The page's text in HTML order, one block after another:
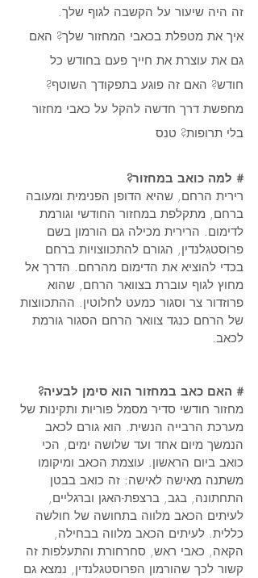
זה היה שיעור על הקשבה לגוף שלך.
איך את מטפלת בכאבי המחזור שלך? האם
גם את עוצרת את חייך פעם בחודש כל
חודש? האם זה פוגע בתפקודך השוטף?
מחפשת דרך חדשה להקל על כאבי מחזור
בלי תרופות? טנס
# למה כואב במחזור?
רירית הרחם, שהיא הדופן הפנימית ומעובה
ברחם, מתקלפת במחזור החודשי וגורמת
לדימום. הרירית מכילה גם הורמון בשם
פרוסטגלנדין, הגורם להתכווצויות ברחם
בכדי להוציא את הדימום מהרחם. הדרך אל
מחוץ לגוף עוברת בצוואר הרחם, שהוא
פרוזדור צר וסגור כמעט לחלוטין. ההתכווצות
של הרחם כנגד צוואר הרחם הסגור גורמת
לכאב.
# האם כאב במחזור הוא סימן לבעיה?
מחזור חודשי סדיר מסמל פוריות ותקינות של
מערכת הרבייה הנשית. הוא גורם לכאב
הנמשך מיום אחד ועד שלושה ימים, הכי
כואב ביום הראשון. עוצמת הכאב ומיקומו
משתנה מאישה לאישה: זה כואב בבטן
התחתונה, בגב, ברצפת-האגן וברגליים,
לעיתים הכאב מלווה בתחושה של חולשה
כללית. לעיתים הכאב מלווה בבחילה,
הקאה, כאבי ראש, סחרחורת והתעלפות זה
קשור לכך שהורמון הפרוסטגלנדין, נמצא גם